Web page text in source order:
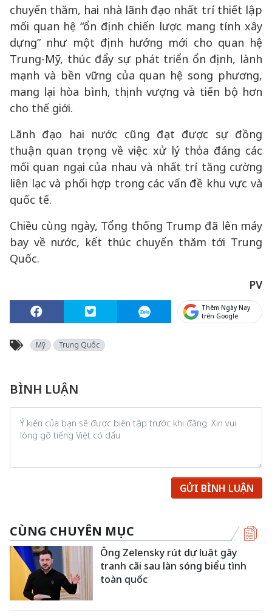
chuyến thăm, hai nhà lãnh đạo nhất trí thiết lập
mối quan hệ “ổn định chiến lược mang tính xây
dựng” như một định hướng mới cho quan hệ
Trung-Mỹ, thúc đẩy sự phát triển ổn định, lành
mạnh và bền vững của quan hệ song phương,
mang lại hòa bình, thịnh vượng và tiến bộ hơn
cho thế giới.
Lãnh đạo hai nước cũng đạt được sự đồng
thuận quan trọng về việc xử lý thỏa đáng các
mối quan ngại của nhau và nhất trí tăng cường
liên lạc và phối hợp trong các vấn đề khu vực và
quốc tế.
Chiều cùng ngày, Tổng thống Trump đã lên máy
bay về nước, kết thúc chuyến thăm tới Trung
Quốc.
PV
Thêm Ngày Nay
trên Google
Mỹ Trung Quốc
BÌNH LUẬN
GỬI BÌNH LUẬN
CÙNG CHUYÊN MỤC
Ông Zelensky rút dự luật gây
tranh cãi sau làn sóng biểu tình
toàn quốc